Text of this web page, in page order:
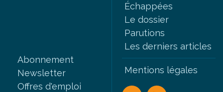
Échappées
Le dossier
Parutions
Les derniers articles
Abonnement
Newsletter
Offres d'emploi
Mentions légales